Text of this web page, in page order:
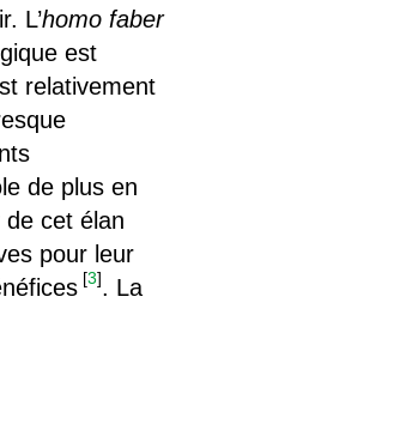
L’homo faber
est
relativement
de plus en
cet élan
pour leur
[3]. La